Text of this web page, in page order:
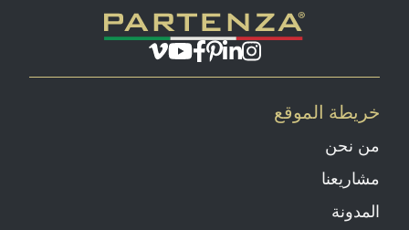
صفحة انستغرام
صفحة لينكد إن
بينتيريست
صفحة الفايسبوك
يوتيوبفيميو
خريطة الموقع
من نحن
مشاريعنا
المدونة